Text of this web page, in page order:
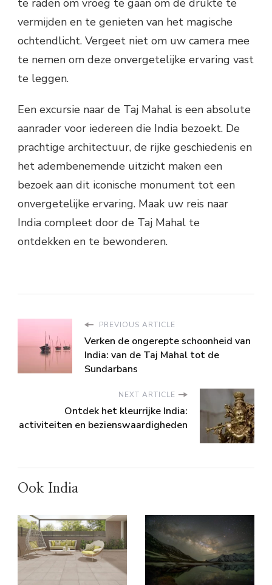
te raden om vroeg te gaan om de drukte te
vermijden en te genieten van het magische
ochtendlicht. Vergeet niet om uw camera mee
te nemen om deze onvergetelijke ervaring vast
te leggen.
Een excursie naar de Taj Mahal is een absolute
aanrader voor iedereen die India bezoekt. De
prachtige architectuur, de rijke geschiedenis en
het adembenemende uitzicht maken een
bezoek aan dit iconische monument tot een
onvergetelijke ervaring. Maak uw reis naar
India compleet door de Taj Mahal te
ontdekken en te bewonderen.
PREVIOUS ARTICLE
Verken de ongerepte schoonheid van
India: van de Taj Mahal tot de
Sundarbans
NEXT ARTICLE
Ontdek het kleurrijke India:
activiteiten en bezienswaardigheden
Ook India